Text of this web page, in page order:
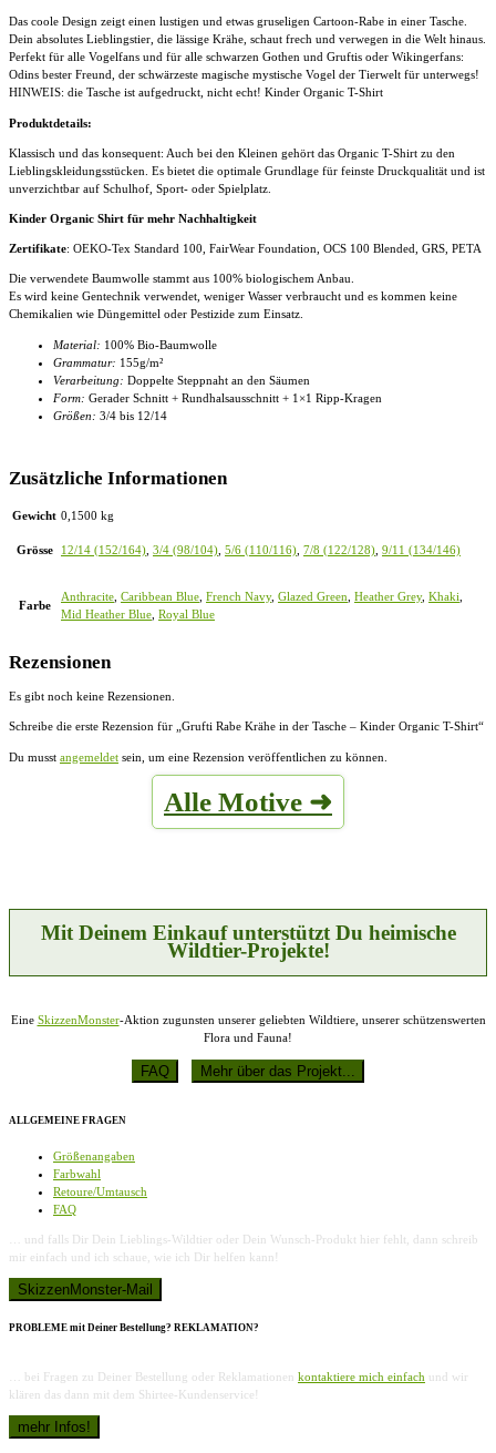
Menge
Das coole Design zeigt einen lustigen und etwas gruseligen Cartoon-Rabe in einer Tasche.
Dein absolutes Lieblingstier, die lässige Krähe, schaut frech und verwegen in die Welt hinaus.
Perfekt für alle Vogelfans und für alle schwarzen Gothen und Gruftis oder Wikingerfans:
Odins bester Freund, der schwärzeste magische mystische Vogel der Tierwelt für unterwegs!
HINWEIS: die Tasche ist aufgedruckt, nicht echt! Kinder Organic T-Shirt
Produktdetails:
Klassisch und das konsequent: Auch bei den Kleinen gehört das Organic T-Shirt zu den
Lieblingskleidungsstücken. Es bietet die optimale Grundlage für feinste Druckqualität und ist
unverzichtbar auf Schulhof, Sport- oder Spielplatz.
Kinder Organic Shirt für mehr Nachhaltigkeit
Zertifikate: OEKO-Tex Standard 100, FairWear Foundation, OCS 100 Blended, GRS, PETA
Die verwendete Baumwolle stammt aus 100% biologischem Anbau.
Es wird keine Gentechnik verwendet, weniger Wasser verbraucht und es kommen keine
Chemikalien wie Düngemittel oder Pestizide zum Einsatz.
Material: 100% Bio-Baumwolle
Grammatur: 155g/m²
Verarbeitung: Doppelte Steppnaht an den Säumen
Form: Gerader Schnitt + Rundhalsausschnitt + 1×1 Ripp-Kragen
Größen: 3/4 bis 12/14
Zusätzliche Informationen
Gewicht 0,1500 kg
Grösse 12/14 (152/164) 3/4 (98/104) 5/6 (110/116) 7/8 (122/128) 9/11 (134/146)
Farbe
Anthracite Caribbean Blue French Navy, Glazed Green Heather Grey, Khaki
Mid Heather Blue Royal Blue
Rezensionen
Es gibt noch keine Rezensionen.
Schreibe die erste Rezension für „Grufti Rabe Krähe in der Tasche – Kinder Organic T-Shirt“
Du musst angemeldet sein, um eine Rezension veröffentlichen zu können.
Alle Motive ➜
Mit Deinem Einkauf unterstützt Du heimische
Wildtier-Projekte!
Eine SkizzenMonster-Aktion zugunsten unserer geliebten Wildtiere, unserer schützenswerten
Flora und Fauna!
ALLGEMEINE FRAGEN
Größenangaben
Farbwahl
Retoure/Umtausch
FAQ
… und falls Dir Dein Lieblings-Wildtier oder Dein Wunsch-Produkt hier fehlt, dann schreib
mir einfach und ich schaue, wie ich Dir helfen kann!
PROBLEME mit Deiner Bestellung? REKLAMATION?
… bei Fragen zu Deiner Bestellung oder Reklamationen kontaktiere mich einfach und wir
klären das dann mit dem Shirtee-Kundenservice!